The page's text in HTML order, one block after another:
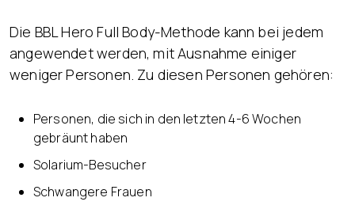
Die BBL Hero Full Body-Methode kann bei jedem
angewendet werden, mit Ausnahme einiger
weniger Personen. Zu diesen Personen gehören:
Personen, die sich in den letzten 4-6 Wochen
gebräunt haben
Solarium-Besucher
Schwangere Frauen